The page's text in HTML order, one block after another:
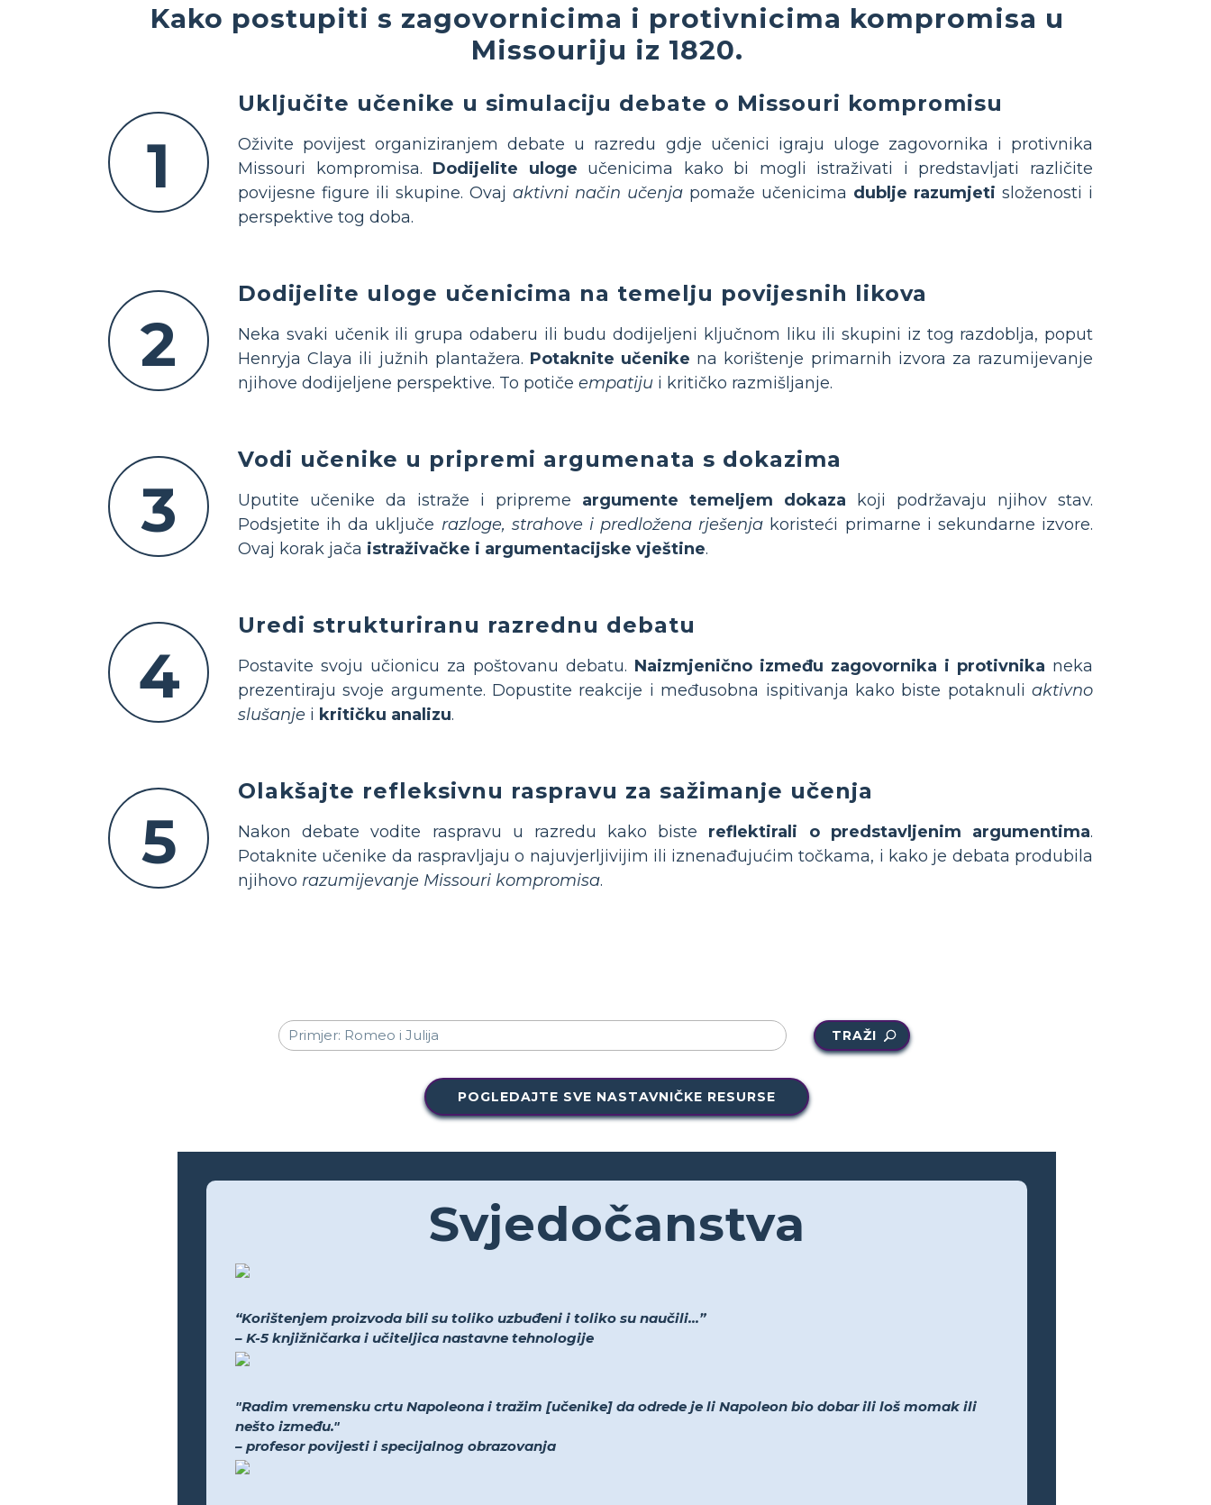
Kako postupiti s zagovornicima i protivnicima kompromisa u
Missouriju iz 1820.
1
Uključite učenike u simulaciju debate o Missouri kompromisu
Oživite povijest organiziranjem debate u razredu gdje učenici igraju uloge zagovornika i protivnika
Missouri kompromisa. Dodijelite uloge učenicima kako bi mogli istraživati i predstavljati različite
povijesne figure ili skupine. Ovaj aktivni način učenja pomaže učenicima dublje razumjeti složenosti i
perspektive tog doba.
2
Dodijelite uloge učenicima na temelju povijesnih likova
Neka svaki učenik ili grupa odaberu ili budu dodijeljeni ključnom liku ili skupini iz tog razdoblja, poput
Henryja Claya ili južnih plantažera. Potaknite učenike na korištenje primarnih izvora za razumijevanje
njihove dodijeljene perspektive. To potiče empatiju i kritičko razmišljanje.
3
Vodi učenike u pripremi argumenata s dokazima
Uputite učenike da istraže i pripreme argumente temeljem dokaza koji podržavaju njihov stav.
Podsjetite ih da uključe razloge, strahove i predložena rješenja koristeći primarne i sekundarne izvore.
Ovaj korak jača istraživačke i argumentacijske vještine.
4
Uredi strukturiranu razrednu debatu
Postavite svoju učionicu za poštovanu debatu. Naizmjenično između zagovornika i protivnika neka
prezentiraju svoje argumente. Dopustite reakcije i međusobna ispitivanja kako biste potaknuli aktivno
slušanje i kritičku analizu.
5
Olakšajte refleksivnu raspravu za sažimanje učenja
Nakon debate vodite raspravu u razredu kako biste reflektirali o predstavljenim argumentima.
Potaknite učenike da raspravljaju o najuvjerljivijim ili iznenađujućim točkama, i kako je debata produbila
njihovo razumijevanje Missouri kompromisa.
TRAŽI
POGLEDAJTE SVE NASTAVNIČKE RESURSE
Svjedočanstva
“Korištenjem proizvoda bili su toliko uzbuđeni i toliko su naučili...”
– K-5 knjižničarka i učiteljica nastavne tehnologije
"Radim vremensku crtu Napoleona i tražim [učenike] da odrede je li Napoleon bio dobar ili loš momak ili
nešto između."
– profesor povijesti i specijalnog obrazovanja